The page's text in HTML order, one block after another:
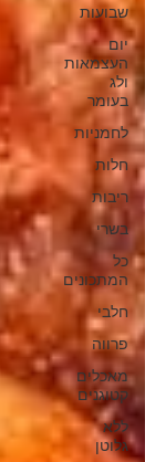
שבועות
יום
העצמאות
ולג
בעומר
לחמניות
חלות
ריבות
בשרי
כל
המתכונים
חלבי
פרווה
מאכלים
קטוגנים
ללא
גלוטן